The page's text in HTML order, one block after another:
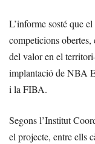
L’informe sosté que
competicions
del valor en el
implantació de NBA
i la FIBA.
Segons l’Institut
el projecte, entre ells